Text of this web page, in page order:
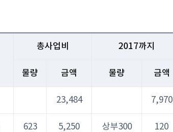
총사업비 2017까지
물량 금액 물량 금액
23,484 7,970
623 5,250 상부300 120